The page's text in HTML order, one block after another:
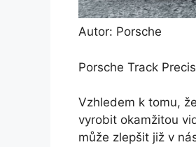
Autor: Porsche
Porsche Track
Vzhledem k tomu,
vyrobit okamžitou
může zlepšit již v